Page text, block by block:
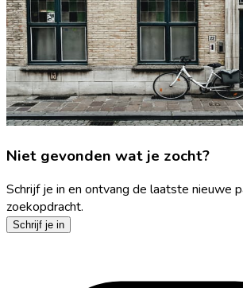
Niet gevonden wat je zocht?
Schrijf je in en ontvang de laatste nieuwe
zoekopdracht.
Schrijf je in